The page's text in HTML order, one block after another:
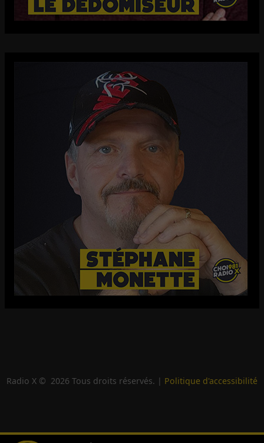
Radio X © 2026 Tous droits réservés. | Politique d'accessibilité